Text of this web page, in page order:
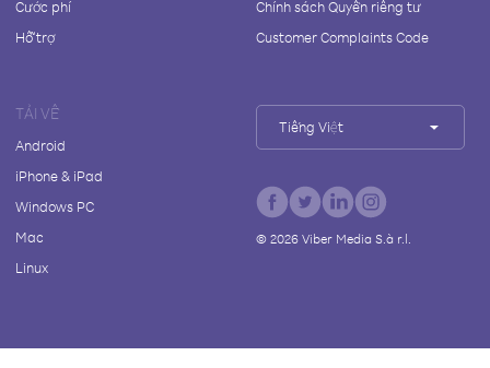
Cước phí
Hỗ trợ
Chính sách Quyền riêng tư
Customer Complaints Code
TẢI VỀ
Android
iPhone & iPad
Windows PC
Mac
Linux
Tiếng Việt
© 2026Viber Media S.à r.l.